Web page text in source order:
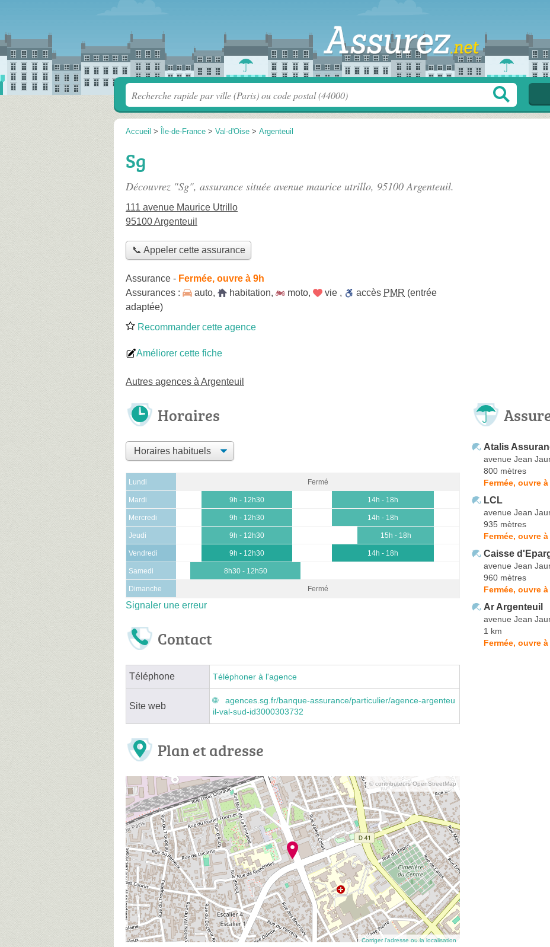
Accueil > Île-de-France > Val-d'Oise > Argenteuil
Sg
Découvrez "Sg", assurance située avenue maurice utrillo, 95100 Argenteuil.
111 avenue Maurice Utrillo
95100 Argenteuil
📞 Appeler cette assurance
Assurance - Fermée, ouvre à 9h
Assurances :
auto, habitation, moto, vie , accès PMR (entrée
adaptée)
Recommander cette agence
Améliorer cette fiche
Autres agences à Argenteuil
Horaires
Lundi Fermé
Mardi 9h - 12h30 14h - 18h
Mercredi 9h - 12h30 14h - 18h
Jeudi 9h - 12h30 15h - 18h
Vendredi 9h - 12h30 14h - 18h
Samedi 8h30 - 12h50
Dimanche Fermé
Signaler une erreur
Contact
Téléphone Téléphoner à l'agence
Site web
agences.sg.fr/banque-assurance/particulier/agence-argenteu
il-val-sud-id3000303732
Plan et adresse
© contributeurs OpenStreetMap
Corriger l’adresse ou la localisation
Atalis
avenue Jean
800 mètres
Fermée, ouvre
LCL
avenue Jean
935 mètres
Fermée, ouvre à
Caisse
avenue Jean
960 mètres
Fermée, ouvre
Ar Argenteuil
avenue Jean
1 km
Fermée, ouvre à